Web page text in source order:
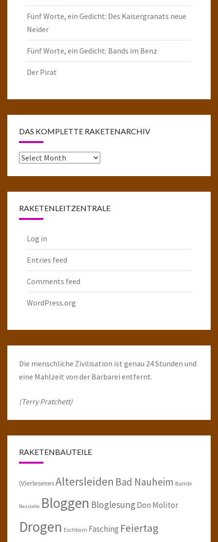
Fünf Worte, ein Gedicht: Des Kaisergranats neue
Neider
Fünf Worte, ein Gedicht: Bands im Benz
Der Pirat
DAS KOMPLETTE RAKETENARCHIV
Das
RAKETENLEITZENTRALE
Log in
Entries feed
Comments feed
WordPress.org
Die menschliche Zivilisation ist genau 24 Stunden und
eine Mahlzeit von der Barbarei entfernt.
(Terry Pratchett)
RAKETENBAUTEILE
(V)erlesenesAltersleiden Bad Nauheim Bambi
Baustelle Bloggen BloglesungDon Molitor
Drogen Eschborn Fasching Feiertag